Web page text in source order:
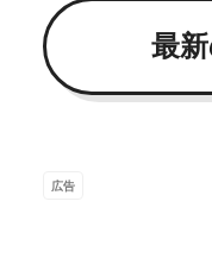
最
広告